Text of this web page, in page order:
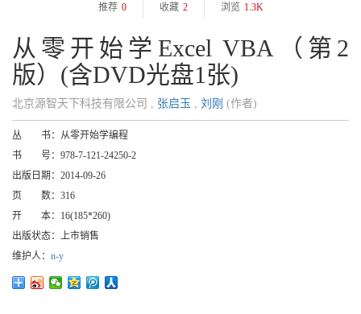
推荐 0 收藏 2 浏览 1.3K
从零开始学Excel VBA（第2
版）(含DVD光盘1张)
北京源智天下科技有限公司 , 张启玉 刘刚 (作者)
丛 书： 从零开始学编程
书 号： 978-7-121-24250-2
出版日期： 2014-09-26
页 数： 316
开 本： 16(185*260)
出版状态： 上市销售
维护人： n-y